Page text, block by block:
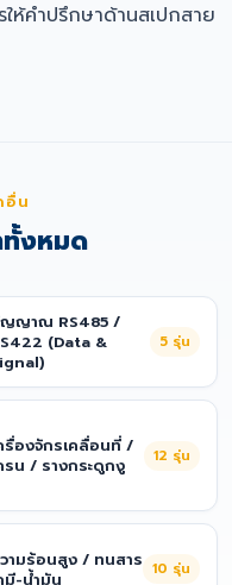
ห้คำปรึกษาด้านสเปกสาย
อื่น
งหมด
ญาณ RS485 /
(Data &
5 รุ่น
รื่องจักรเคลื่อนที่ /
รน / รางกระดูกงู
12 รุ่น
ามร้อนสูง / ทนสาร
มี-น้ำมัน
10 รุ่น